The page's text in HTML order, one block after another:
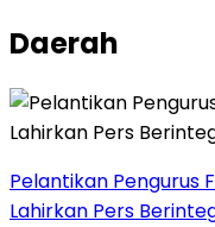
Daerah
Pelantikan Pengurus
Lahirkan Pers